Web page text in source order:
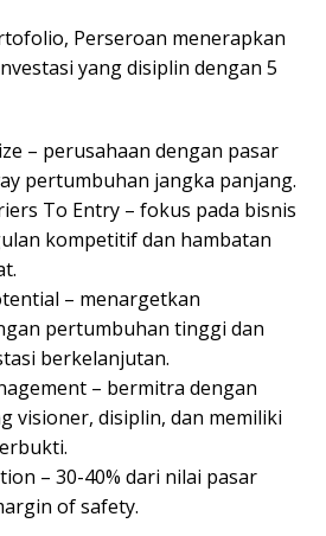
Perseroan menerapkan
yang disiplin dengan 5
– perusahaan dengan pasar
pertumbuhan jangka panjang.
To Entry – fokus pada bisnis
kompetitif dan hambatan
– menargetkan
pertumbuhan tinggi dan
berkelanjutan.
– bermitra dengan
visioner, disiplin, dan memiliki
– 30-40% dari nilai pasar
of safety.